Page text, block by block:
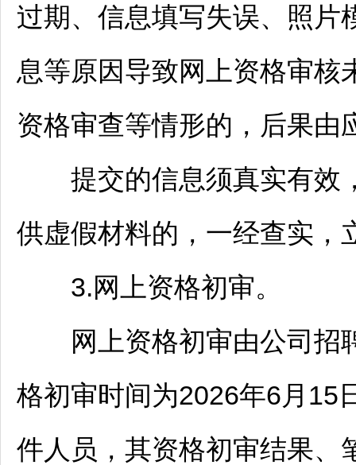
过期、信息填写失误、照片
息等原因导致网上资格审核
资格审查等情形的，后果由
提交的信息须真实有效
供虚假材料的，一经查实，
3.网上资格初审。
网上资格初审由公司 招
格初审时间为2026年6月15
件人员，其资格初审结果、